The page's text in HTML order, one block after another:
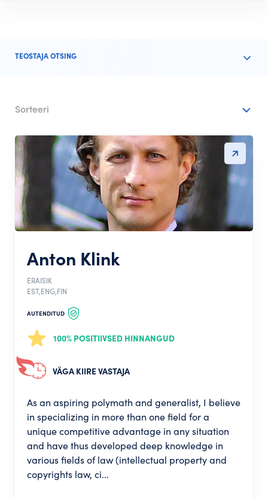
TEOSTAJA OTSING
Sorteeri
Anton Klink
ERAISIK
EST,ENG,FIN
AUTENDITUD
100% POSITIIVSED HINNANGUD
VÄGA KIIRE VASTAJA
As an aspiring polymath and generalist, I believe
in specializing in more than one field for a
unique competitive advantage in any situation
and have thus developed deep knowledge in
various fields of law (intellectual property and
copyrights law, ci...